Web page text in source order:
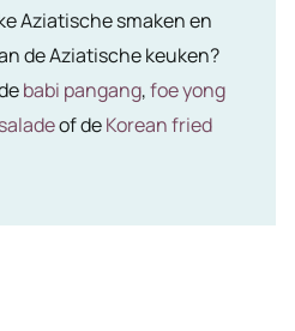
Aziatische smaken en
de Aziatische keuken?
babi pangang,foe yong
of deKorean fried